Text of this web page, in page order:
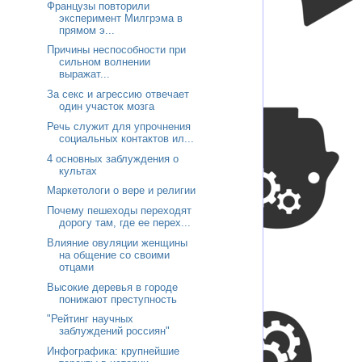
Французы повторили
эксперимент Милгрэма в
прямом э...
Причины неспособности при
сильном волнении
выражат...
За секс и агрессию отвечает
один участок мозга
Речь служит для упрочнения
социальных контактов ил...
4 основных заблуждения о
культах
Маркетологи о вере и религии
Почему пешеходы переходят
дорогу там, где ее перех...
Влияние овуляции женщины
на общение со своими
отцами
Высокие деревья в городе
понижают преступность
"Рейтинг научных
заблуждений россиян"
Инфографика: крупнейшие